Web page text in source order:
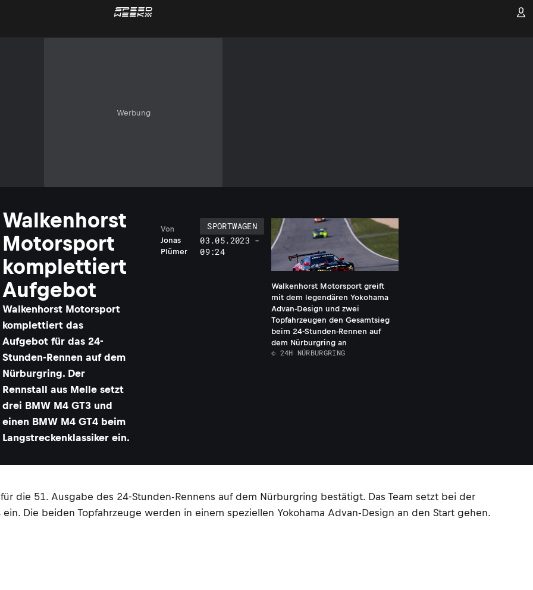
Werbung
Walkenhorst
Motorsport
komplettiert
Aufgebot
Walkenhorst Motorsport
komplettiert das
Aufgebot für das 24-
Stunden-Rennen auf dem
Nürburgring. Der
Rennstall aus Melle setzt
drei BMW M4 GT3 und
einen BMW M4 GT4 beim
Langstreckenklassiker ein.
Jonas
Plümer
Von
SPORTWAGEN
03.05.2023 -
09:24
Walkenhorst Motorsport greift
mit dem legendären Yokohama
Advan-Design und zwei
Topfahrzeugen den Gesamtsieg
beim 24-Stunden-Rennen auf
dem Nürburgring an
© 24H NÜRBURGRING
die 51. Ausgabe des 24-Stunden-Rennens auf dem Nürburgring bestätigt. Das Team setzt bei der
Die beiden Topfahrzeuge werden in einem speziellen Yokohama Advan-Design an den Start gehen.